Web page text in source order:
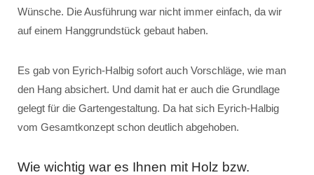
Wünsche. Die Ausführung war nicht immer einfach, da wir
auf einem Hanggrundstück gebaut haben.
Es gab von Eyrich-Halbig sofort auch Vorschläge, wie man
den Hang absichert. Und damit hat er auch die Grundlage
gelegt für die Gartengestaltung. Da hat sich Eyrich-Halbig
vom Gesamtkonzept schon deutlich abgehoben.
Wie wichtig war es Ihnen mit Holz bzw.